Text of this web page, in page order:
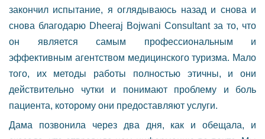
закончил испытание, я оглядываюсь назад и снова и
снова благодарю Dheeraj Bojwani Consultant за то, что
он является самым профессиональным и
эффективным агентством медицинского туризма. Мало
того, их методы работы полностью этичны, и они
действительно чутки и понимают проблему и боль
пациента, которому они предоставляют услуги.
Дама позвонила через два дня, как и обещала, и